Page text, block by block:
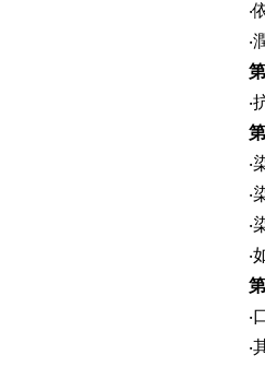
‧
‧
‧
‧
‧
‧
‧
‧
‧